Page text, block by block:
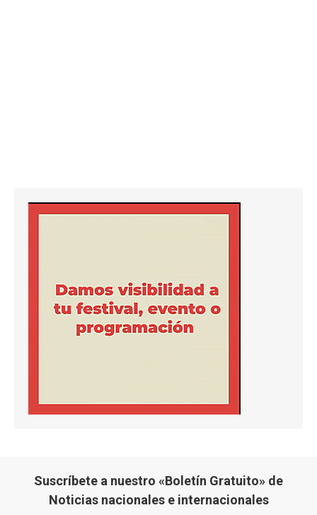
Suscríbete a nuestro «Boletín Gratuito» de
Noticias nacionales e internacionales